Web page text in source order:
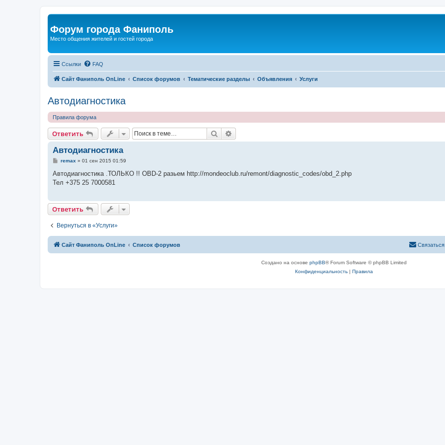
Форум города Фаниполь
Место общения жителей и гостей города
Ссылки FAQ
Сайт Фаниполь OnLine Список форумов Тематические разделы Объявления Услуги
Автодиагностика
Правила форума
Ответить Поиск
Автодиагностика
С
о
щ
и
е
remax » 01 сен 2015 01:59
Автодиагностика .ТОЛЬКО !! OBD-2 разьем http://mondeoclub.ru/remont/diagnostic_codes/obd_2.php
Тел +375 25 7000581
Ответить
Вернуться в «Услуги»
Сайт Фаниполь OnLine Список форумов
Создано на основе phpBB® Forum Software © phpBB Limited
Конфиденциальность| Правила